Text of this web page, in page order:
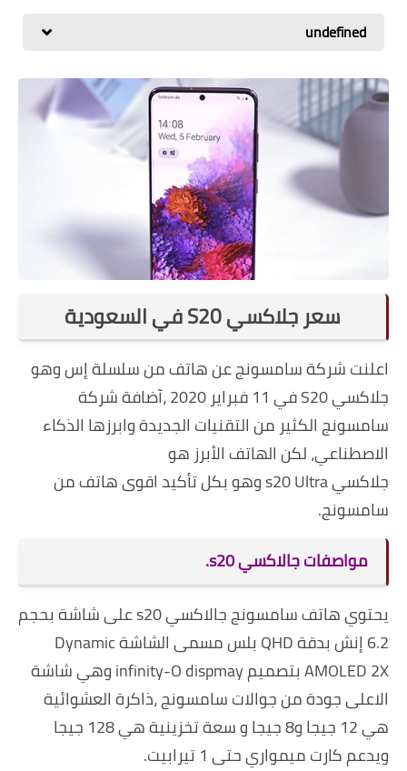
الكمبيوتر
هواوي
اجهزة جوجل
العامة
مركات الهواتف
undefined
سعر جلاكسي S20 في السعودية
اعلنت شركة سامسونج عن هاتف من سلسلة إس وهو
جلاكسي S20 في 11 فبراير 2020 ،آضافة شركة
سامسونج الكثير من التقنيات الجديدة وابرزها الذكاء
الاصطناعي، لكن الهاتف الأبرز هو
جلاكسي s20 Ultra وهو بكل تأكيد اقوى هاتف من
سامسونج.
مواصفات جالاكسي s20.
يحتوي هاتف سامسونج جالاكسي s20 على شاشة بحجم
6.2 إنش بدقة QHD بلس مسمى الشاشة Dynamic
AMOLED 2X بتصميم infinity-O dispmay وهي شاشة
الاعلى جودة من جوالات سامسونج ،ذاكرة العشوائية
هي 12 جيجا و8 جيجا و سعة تخزينية هي 128 جيجا
ويدعم كارت ميمواري حتى 1 تيرابيت.